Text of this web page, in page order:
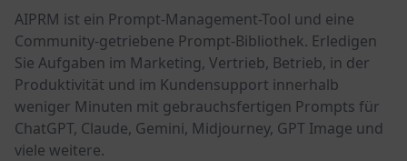
AIPRM ist ein Prompt-Management-Tool und eine
Community-getriebene Prompt-Bibliothek. Erledigen
Sie Aufgaben im Marketing, Vertrieb, Betrieb, in der
Produktivität und im Kundensupport innerhalb
weniger Minuten mit gebrauchsfertigen Prompts für
ChatGPT, Claude, Gemini, Midjourney, GPT Image und
viele weitere.